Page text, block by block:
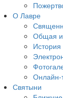
О Лавре
Общая
История
Онлайн-
Святыни